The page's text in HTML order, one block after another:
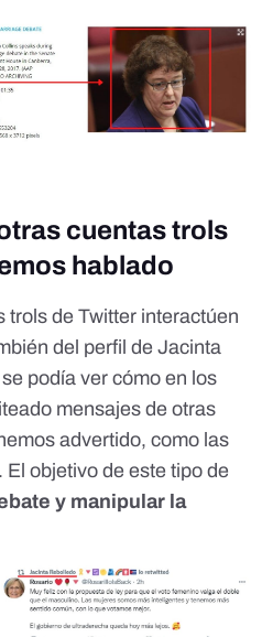
cuentas trols
hablado
trols de Twitter interactúen
del perfil de Jacinta
podía ver cómo en los
mensajes de otras
advertido, como las
. El objetivo de este tipo de
y manipular la